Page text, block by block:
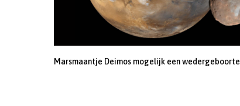
Marsmaantje Deimos mogelijk een wedergeboorte